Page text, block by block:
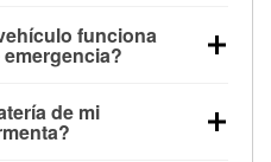
de respaldo para
del motor y pueden
puede provocar una
funciona
porque son
y más
de mi